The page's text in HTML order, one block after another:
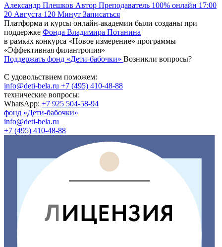
Александр Плешков Автор Преподаватель 100% онлайн 17:00
20 Августа 120 Минут Записаться
Платформа и курсы онлайн-академии были созданы при
поддержке Фонда Владимира Потанина
в рамках конкурса «Новое измерение» программы
«Эффективная филантропия»
Поддержать фонд «Дети-бабочки» Возникли вопросы?
С удовольствием поможем:
info@deti-bela.ru +7 (495) 410-48-88
технические вопросы:
WhatsApp: +7 925 504-58-94
фонд «Дети-бабочки»
info@deti-bela.ru
+7 (495) 410-48-88